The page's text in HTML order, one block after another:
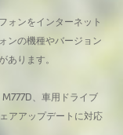
ォンをインターネット
ンの機種やバージョン
あります。
、車用ドライブ
アアップデートに対応